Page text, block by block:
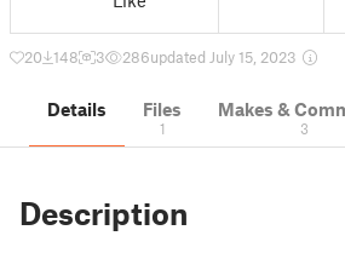
20 148 3 286updated July 15, 2023
Details Files
1
Makes &
3
Description